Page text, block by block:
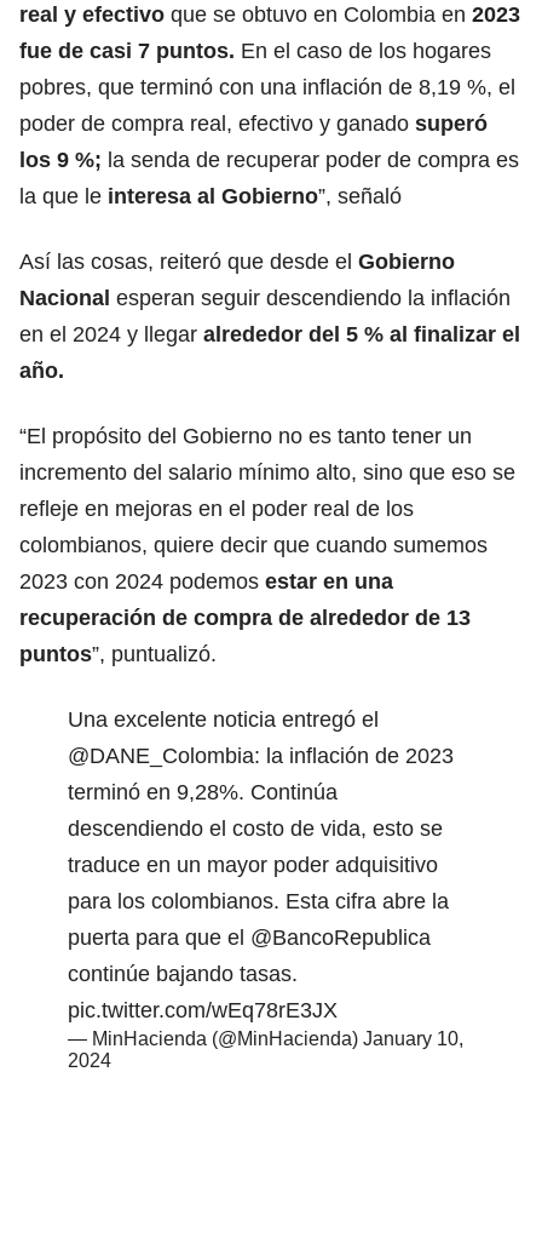
real y efectivo que se obtuvo en Colombia en 2023
fue de casi 7 puntos. En el caso de los hogares
pobres, que terminó con una inflación de 8,19 %, el
poder de compra real, efectivo y ganado superó
los 9 %; la senda de recuperar poder de compra es
la que le interesa al Gobierno”, señaló
Así las cosas, reiteró que desde el Gobierno
Nacional esperan seguir descendiendo la inflación
en el 2024 y llegar alrededor del 5 % al finalizar el
año.
“El propósito del Gobierno no es tanto tener un
incremento del salario mínimo alto, sino que eso se
refleje en mejoras en el poder real de los
colombianos, quiere decir que cuando sumemos
2023 con 2024 podemos estar en una
recuperación de compra de alrededor de 13
puntos”, puntualizó.
Una excelente noticia entregó el
@DANE_Colombia: la inflación de 2023
terminó en 9,28%. Continúa
descendiendo el costo de vida, esto se
traduce en un mayor poder adquisitivo
para los colombianos. Esta cifra abre la
puerta para que el @BancoRepublica
continúe bajando tasas.
pic.twitter.com/wEq78rE3JX
— MinHacienda (@MinHacienda) January 10,
2024